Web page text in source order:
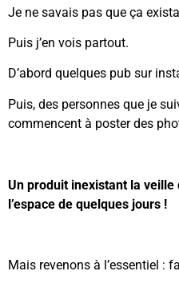
Je ne savais pas que ça
Puis j’en vois partout.
D’abord quelques pub sur
Puis, des personnes que je
commencent à poster des
Un produit inexistant la
l’espace de quelques jours !
Mais revenons à l’essentiel :